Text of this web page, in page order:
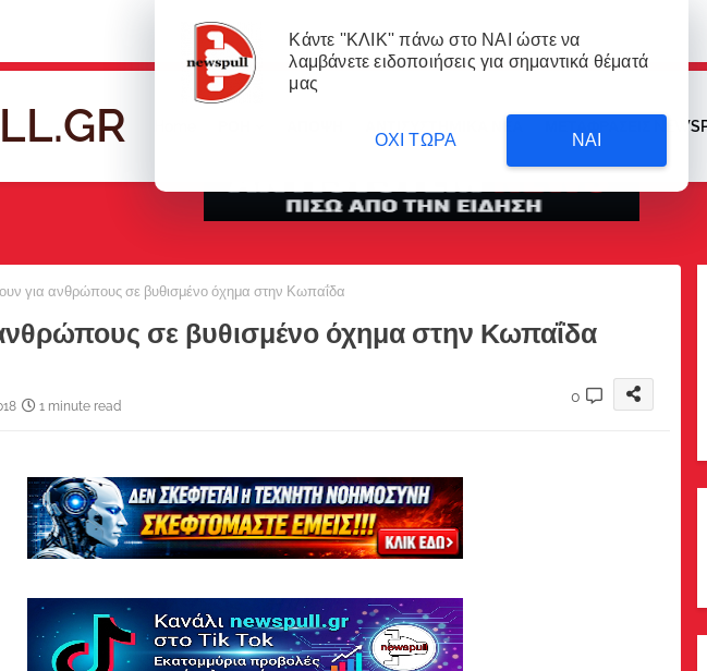
ΜΕΤΑΦΡΑΣΕΙΣ
για ανθρώπους σε βυθισμένο όχημα στην Κωπαΐδα
σε βυθισμένο όχημα στην Κωπαΐδα
1 minute read
0
Κάντε ''ΚΛΙΚ'' πάνω στο ΝΑΙ ώστε να
λαμβάνετε ειδοποιήσεις για σημαντικά θέματά
μας
ΝΑΙ
ΟΧΙ ΤΩΡΑ